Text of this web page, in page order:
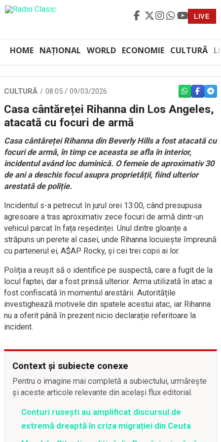
LIVE
HOME NAȚIONAL WORLD ECONOMIE CULTURĂ
CULTURĂ 08:05 / 09/03/2026 WHATSAPP
Casa cântăreței Rihanna din Los Angeles,
atacată cu focuri de armă
Casa cântăreței Rihanna din Beverly Hills a fost atacată cu
focuri de armă, în timp ce aceasta se afla în interior,
incidentul având loc duminică. O femeie de aproximativ 30
de ani a deschis focul asupra proprietății, fiind ulterior
arestată de poliție.
Incidentul s-a petrecut în jurul orei 13:00, când presupusa
agresoare a tras aproximativ zece focuri de armă dintr-un
vehicul parcat în fața reședinței. Unul dintre gloanțe a
străpuns un perete al casei, unde Rihanna locuiește împreună
cu partenerul ei, A$AP Rocky, și cei trei copii ai lor.
Poliția a reușit să o identifice pe suspectă, care a fugit de la
locul faptei, dar a fost prinsă ulterior. Arma utilizată în atac a
fost confiscată în momentul arestării. Autoritățile
investighează motivele din spatele acestui atac, iar Rihanna
nu a oferit până în prezent nicio declarație referitoare la
incident.
Context și subiecte conexe
Pentru o imagine mai completă a subiectului, urmărește
și aceste articole relevante din același flux editorial.
Conturi rusești au amplificat discursul de
extremă dreaptă în criza migrației din Ceuta